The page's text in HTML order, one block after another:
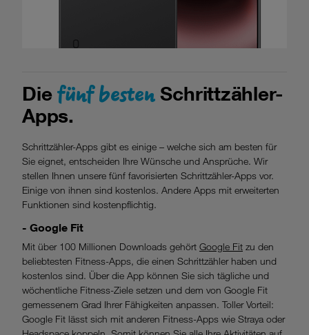
Diefünf bestenSchrittzähler-
Apps.
Schrittzähler-Apps gibt es einige – welche sich am besten für
Sie eignet, entscheiden Ihre Wünsche und Ansprüche. Wir
stellen Ihnen unsere fünf favorisierten Schrittzähler-Apps vor.
Einige von ihnen sind kostenlos. Andere Apps mit erweiterten
Funktionen sind kostenpflichtig.
- Google Fit
Mit über 100 Millionen Downloads gehört Google Fit zu den
beliebtesten Fitness-Apps, die einen Schrittzähler haben und
kostenlos sind. Über die App können Sie sich tägliche und
wöchentliche Fitness-Ziele setzen und dem von Google Fit
gemessenem Grad Ihrer Fähigkeiten anpassen. Toller Vorteil:
Google Fit lässt sich mit anderen Fitness-Apps wie Straya oder